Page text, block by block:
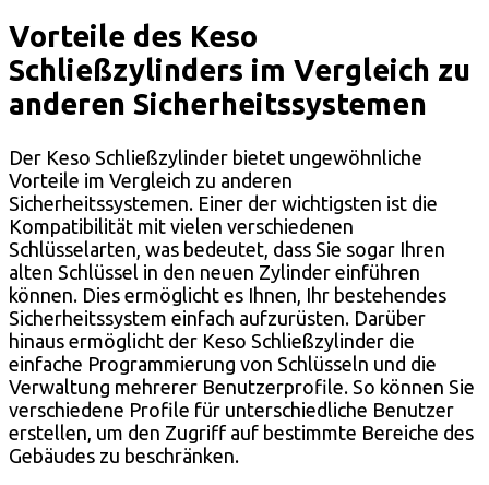
Vorteile des Keso
Schließzylinders im Vergleich zu
anderen Sicherheitssystemen
Der Keso Schließzylinder bietet ungewöhnliche
Vorteile im Vergleich zu anderen
Sicherheitssystemen. Einer der wichtigsten ist die
Kompatibilität mit vielen verschiedenen
Schlüsselarten, was bedeutet, dass Sie sogar Ihren
alten Schlüssel in den neuen Zylinder einführen
können. Dies ermöglicht es Ihnen, Ihr bestehendes
Sicherheitssystem einfach aufzurüsten. Darüber
hinaus ermöglicht der Keso Schließzylinder die
einfache Programmierung von Schlüsseln und die
Verwaltung mehrerer Benutzerprofile. So können Sie
verschiedene Profile für unterschiedliche Benutzer
erstellen, um den Zugriff auf bestimmte Bereiche des
Gebäudes zu beschränken.